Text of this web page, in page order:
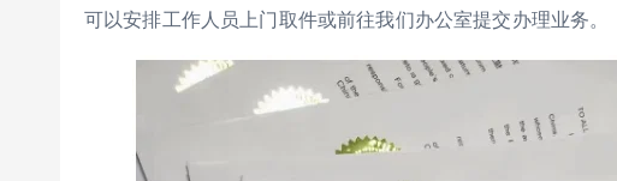
可以安排工作人员上门取件或前往我们办公室提交办理业务。